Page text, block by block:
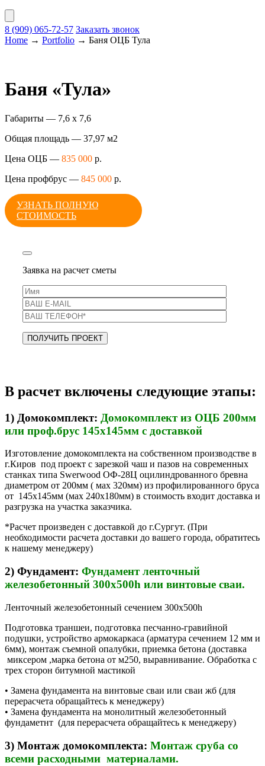
8 (909) 065-72-57 Заказать звонок
Home → Portfolio → Баня ОЦБ Тула
Баня «Тула»
Габариты — 7,6 х 7,6
Общая площадь — 37,97 м2
Цена ОЦБ — 835 000 р.
Цена профбрус — 845 000 р.
УЗНАТЬ ПОЛНУЮ
СТОИМОСТЬ
Заявка на расчет сметы
В расчет включены следующие этапы:
1) Домокомплект: Домокомплект из ОЦБ 200мм
или проф.брус 145х145мм с доставкой
Изготовление домокомплекта на собственном производстве в
г.Киров под проект с зарезкой чаш и пазов на современных
станках типа Swerwood ОФ-28Ц оцилиндрованного бревна
диаметром от 200мм ( мах 320мм) из профилированного бруса
от 145х145мм (мах 240х180мм) в стоимость входит доставка и
разгрузка на участка заказчика.
*Расчет произведен с доставкой до г.Сургут. (При
необходимости расчета доставки до вашего города, обратитесь
к нашему менеджеру)
2) Фундамент: Фундамент ленточный
железобетонный 300х500h или винтовые сваи.
Ленточный железобетонный сечением 300х500h
Подготовка траншеи, подготовка песчанно-гравийной
подушки, устройство армокаркаса (арматура сечением 12 мм и
6мм), монтаж съемной опалубки, приемка бетона (доставка
миксером ,марка бетона от м250, выравнивание. Обработка с
трех сторон битумной мастикой
• Замена фундамента на винтовые сваи или сваи жб (для
перерасчета обращайтесь к менеджеру)
• Замена фундамента на монолитный железобетонный
фундаметнт (для перерасчета обращайтесь к менеджеру)
3) Монтаж домокомплекта: Монтаж сруба со
всеми расходными материалами.